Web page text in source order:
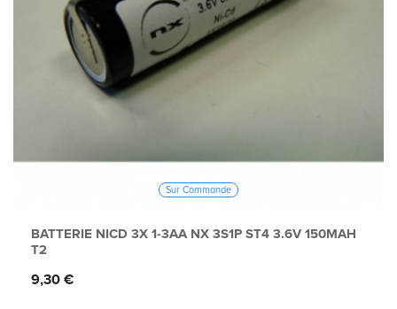
Sur Commande
BATTERIE NICD 3X 1-3AA NX 3S1P ST4 3.6V 150MAH
T2
Prix
9,30 €